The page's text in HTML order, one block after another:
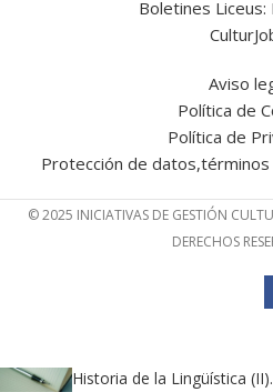
Boletines
Aviso
Política de
Política de
Protección de
© 2025 INICIATIVAS DE GESTIÓN
DERECHOS
Historia de la Lingüística